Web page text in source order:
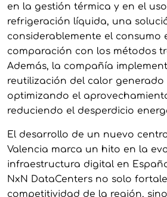
en la gestión térmica y en el
refrigeración líquida, una
considerablemente el consumo
comparación con los métodos
Además, la compañía
reutilización del calor generado
optimizando el
reduciendo el desperdicio
El desarrollo de un nuevo
Valencia marca un hito en la
infraestructura digital en
NxN DataCenters no solo
competitividad de la región,